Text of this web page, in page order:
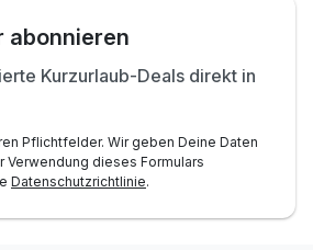
abonnieren
Kurzurlaub-Deals direkt in
Pflichtfelder. Wir geben Deine Daten
Verwendung dieses Formulars
Datenschutzrichtlinie.